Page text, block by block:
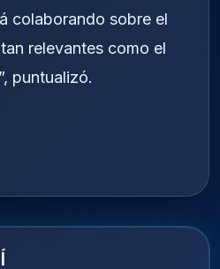
colaborando sobre el
relevantes como el
puntualizó.